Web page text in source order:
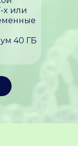
x или
40 ГБ